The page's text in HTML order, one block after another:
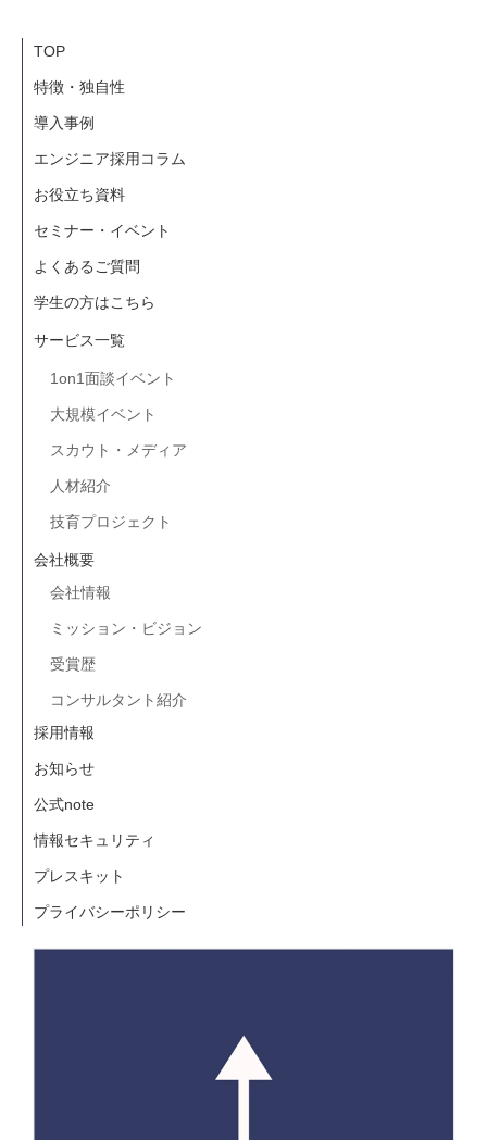
TOP
特徴・独自性
導入事例
エンジニア採用コラム
お役立ち資料
セミナー・イベント
よくあるご質問
学生の方はこちら
サービス一覧
1on1面談イベント
大規模イベント
スカウト・メディア
人材紹介
技育プロジェクト
会社概要
会社情報
ミッション・ビジョン
受賞歴
コンサルタント紹介
採用情報
お知らせ
公式note
情報セキュリティ
プレスキット
プライバシーポリシー